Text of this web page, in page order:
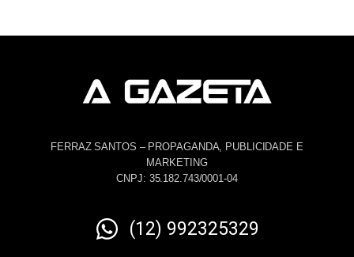
FERRAZ SANTOS – PROPAGANDA, PUBLICIDADE E
MARKETING
CNPJ: 35.182.743/0001-04
(12) 992325329